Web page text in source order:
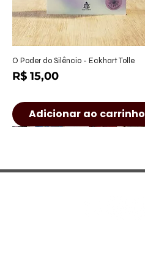
Visualização rápida
O Poder do Silêncio - Eckhart Tolle
Preço
R$ 15,00
Adicionar ao carrinho